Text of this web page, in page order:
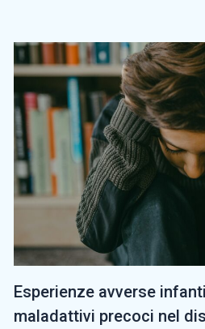
Esperienze avverse
maladattivi precoci nel